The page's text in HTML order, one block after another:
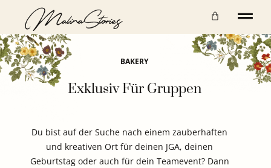
BAKERY
Exklusiv Für Gruppen
Du bist auf der Suche nach einem zauberhaften
und kreativen Ort für deinen JGA, deinen
Geburtstag oder auch für dein Teamevent? Dann